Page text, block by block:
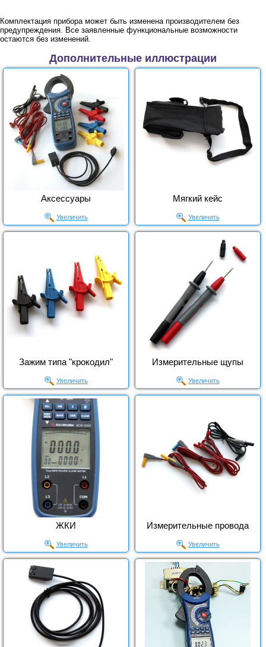
Комплектация прибора может быть изменена производителем без
предупреждения. Все заявленные функциональные возможности
остаются без изменений.
Дополнительные иллюстрации
Аксессуары
Увеличить
Мягкий кейс
Увеличить
Зажим типа "крокодил"
Увеличить
Измерительные щупы
Увеличить
ЖКИ
Увеличить
Измерительные провода
Увеличить